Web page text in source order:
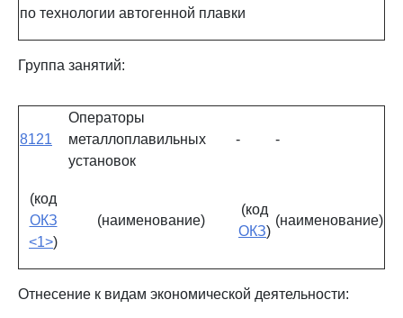
по технологии автогенной плавки
Группа занятий:
8121
Операторы
металлоплавильных
установок
- -
(код
ОКЗ
<1>)
(наименование)
(код
ОКЗ)
(наименование)
Отнесение к видам экономической деятельности: